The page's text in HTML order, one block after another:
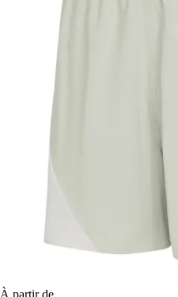
À partir de